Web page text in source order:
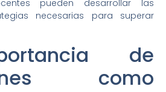
pueden desarrollar las
necesarias para superar
de
como